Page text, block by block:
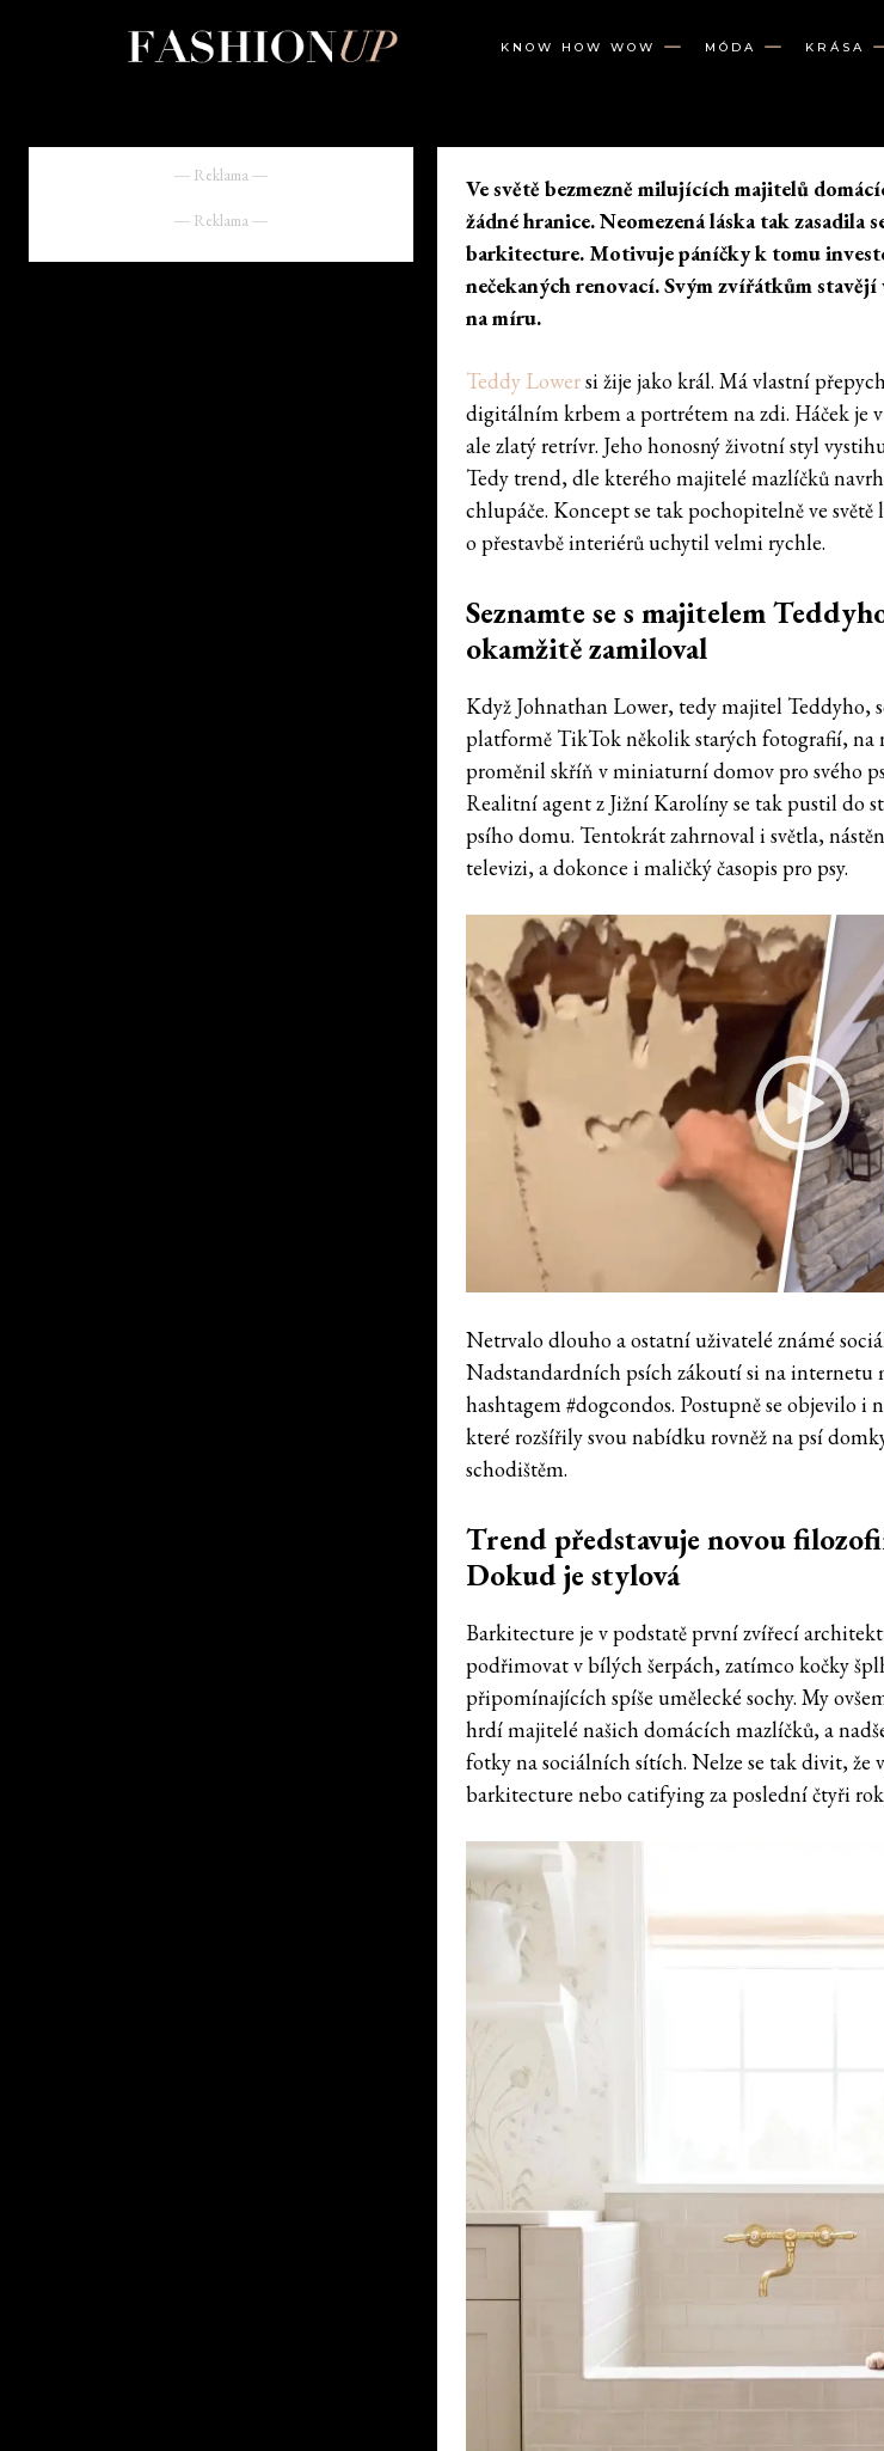
KNOW HOW WOW MÓDA KRÁSA
― Reklama ―
― Reklama ―
Ve světě bezmezně milujících majitelů
žádné hranice. Neomezená láska tak zasadila
barkitecture. Motivuje páníčky k tomu
nečekaných renovací. Svým zvířátkům stavějí
na míru.
Teddy Lowersi žije jako král. Má vlastní
digitálním krbem a portrétem na zdi. Háček je
ale zlatý retrívr. Jeho honosný životní styl
Tedy trend, dle kterého majitelé mazlíčků
chlupáče. Koncept se tak pochopitelně ve
o přestavbě interiérů uchytil velmi rychle.
Seznamte se s majitelem
okamžitě zamiloval
Když Johnathan Lower, tedy majitel Teddyho,
platformě TikTok několik starých fotografií, na
proměnil skříň v miniaturní domov pro svého
Realitní agent z Jižní Karolíny se tak pustil do
psího domu. Tentokrát zahrnoval i světla,
televizi, a dokonce i maličký časopis pro psy.
Netrvalo dlouho a ostatní uživatelé známé
Nadstandardních psích zákoutí si na internetu
hashtagem #dogcondos. Postupně se objevilo i
které rozšířily svou nabídku rovněž na psí
schodištěm.
Trend představuje novou
Dokud je stylová
Barkitecture je v podstatě první zvířecí
podřimovat v bílých šerpách, zatímco kočky
připomínajících spíše umělecké sochy. My
hrdí majitelé našich domácích mazlíčků, a
fotky na sociálních sítích. Nelze se tak divit, že
barkitecture nebo catifying za poslední čtyři